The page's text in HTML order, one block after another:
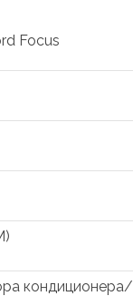
Focus
кондиционера/